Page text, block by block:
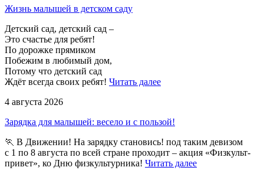
Жизнь малышей в детском саду
Детский сад, детский сад –
Это счастье для ребят!
По дорожке прямиком
Побежим в любимый дом,
Потому что детский сад
Ждёт всегда своих ребят! Читать далее
4 августа 2026
Зарядка для малышей: весело и с пользой!
🏃 В Движении! На зарядку становись! под таким девизом
с 1 по 8 августа по всей стране проходит – акция «Физкульт-
привет», ко Дню физкультурника! Читать далее